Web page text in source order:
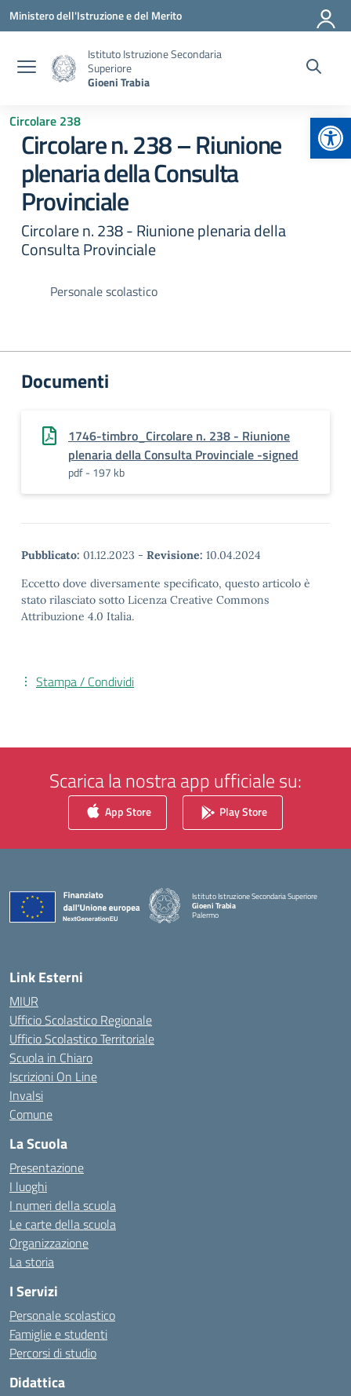
Vai ai contenuti
Vai al menu di navigazione
Vai al footer
Ministero dell'Istruzione e del Merito
Istituto Istruzione Secondaria
Superiore
Gioeni Trabia
Circolare 238
Circolare n. 238 – Riunione
plenaria della Consulta
Provinciale
Circolare n. 238 - Riunione plenaria della
Consulta Provinciale
Personale scolastico
Documenti
1746-timbro_Circolare n. 238 - Riunione
plenaria della Consulta Provinciale -signed
pdf - 197 kb
Pubblicato: 01.12.2023 - Revisione: 10.04.2024
Eccetto dove diversamente specificato, questo articolo è
stato rilasciato sotto Licenza Creative Commons
Attribuzione 4.0 Italia.
Stampa / Condividi
Scarica la nostra app ufficiale su:
App Store Play Store
Istituto Istruzione Secondaria Superiore
Gioeni Trabia
Palermo
Link Esterni
MIUR
Ufficio Scolastico Regionale
Ufficio Scolastico Territoriale
Scuola in Chiaro
Iscrizioni On Line
Invalsi
Comune
La Scuola
Presentazione
I luoghi
I numeri della scuola
Le carte della scuola
Organizzazione
La storia
I Servizi
Personale scolastico
Famiglie e studenti
Percorsi di studio
Didattica